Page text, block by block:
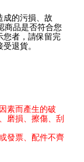
成的污損、故
商品是否符合您
您者，請保留完
退貨。
素而產生的破
磨損、擦傷、刮
發票、配件不齊